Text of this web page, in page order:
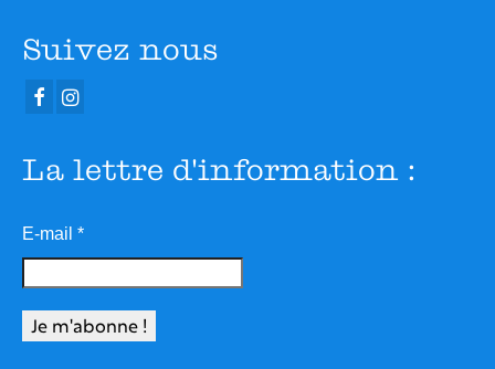
Suivez nous
La lettre d'information :
E-mail *